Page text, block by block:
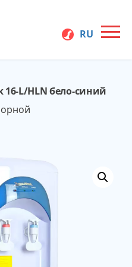
RU
16-L/HLN бело-синий